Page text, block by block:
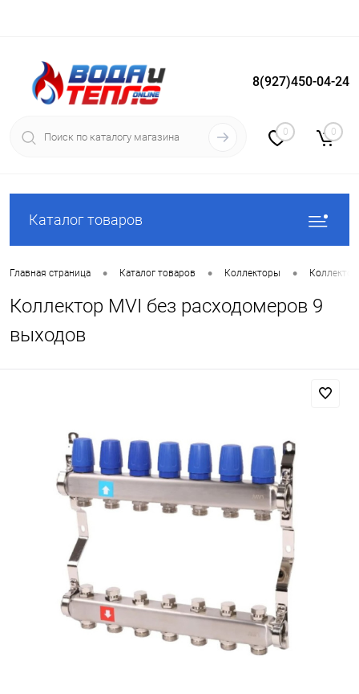
Вход Регистрация
8(927)450-04-24
0 0
Каталог товаров
Главная страница • Каталог товаров • Коллекторы •
Коллектор MVI без расходомеров 9
выходов